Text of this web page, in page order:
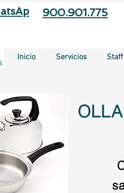
Inicio Servicios Staff
900.901.775